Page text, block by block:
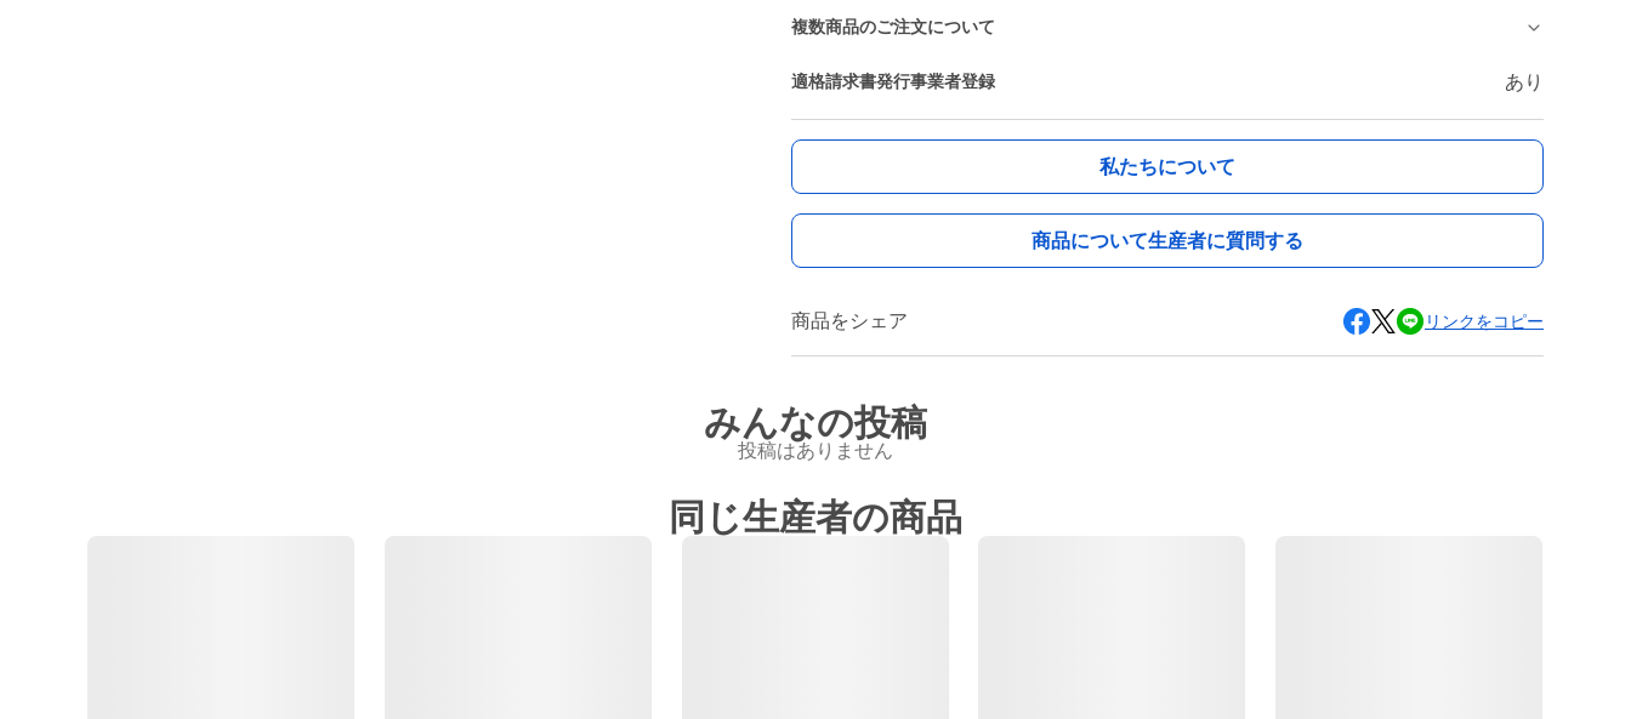
複数商品のご注文について
適格請求書発行事業者登録 あり
私たちについて
商品について生産者に質問する
商品をシェア リンクをコピー
みんなの投稿
投稿はありません
同じ生産者の商品